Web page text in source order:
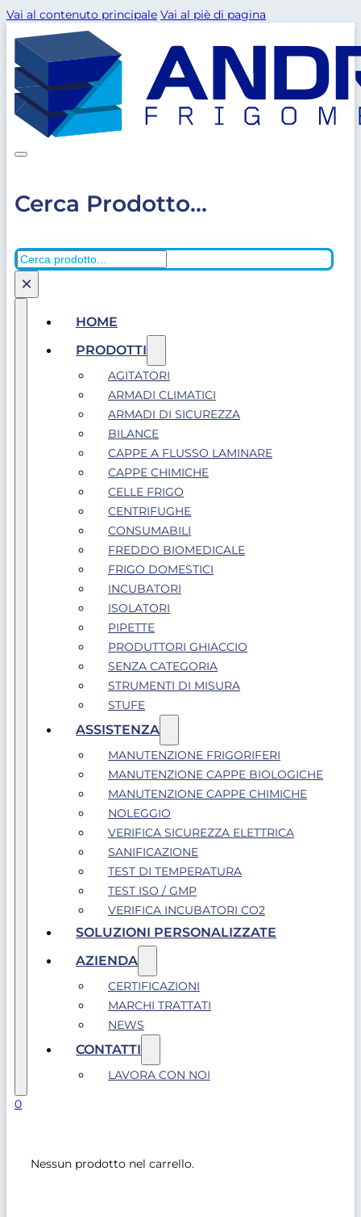
Vai al contenuto principale Vai al piè di pagina
Cerca Prodotto...
Cerca
×
HOME
PRODOTTI
AGITATORI
ARMADI CLIMATICI
ARMADI DI SICUREZZA
BILANCE
CAPPE A FLUSSO LAMINARE
CAPPE CHIMICHE
CELLE FRIGO
CENTRIFUGHE
CONSUMABILI
FREDDO BIOMEDICALE
FRIGO DOMESTICI
INCUBATORI
ISOLATORI
PIPETTE
PRODUTTORI GHIACCIO
SENZA CATEGORIA
STRUMENTI DI MISURA
STUFE
ASSISTENZA
MANUTENZIONE FRIGORIFERI
MANUTENZIONE CAPPE BIOLOGICHE
MANUTENZIONE CAPPE CHIMICHE
NOLEGGIO
VERIFICA SICUREZZA ELETTRICA
SANIFICAZIONE
TEST DI TEMPERATURA
TEST ISO / GMP
VERIFICA INCUBATORI CO2
SOLUZIONI PERSONALIZZATE
AZIENDA
CERTIFICAZIONI
MARCHI TRATTATI
NEWS
CONTATTI
LAVORA CON NOI
0
Nessun prodotto nel carrello.